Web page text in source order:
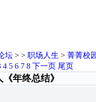
坛 > > 职场人生 > 菁菁校
4 5 6 7 8 下一页 尾页
年终总结》